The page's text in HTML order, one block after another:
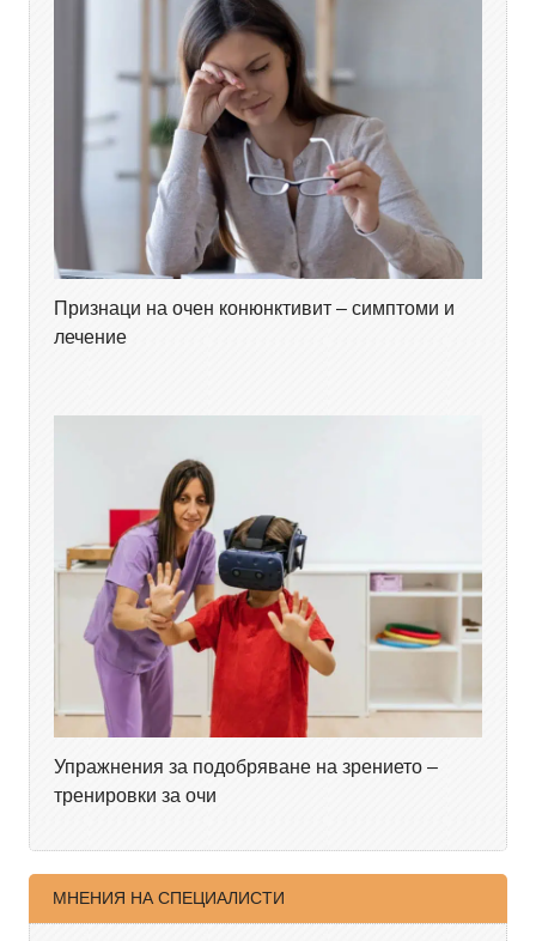
Признаци на очен конюнктивит – симптоми и
лечение
Упражнения за подобряване на зрението –
тренировки за очи
МНЕНИЯ НА СПЕЦИАЛИСТИ